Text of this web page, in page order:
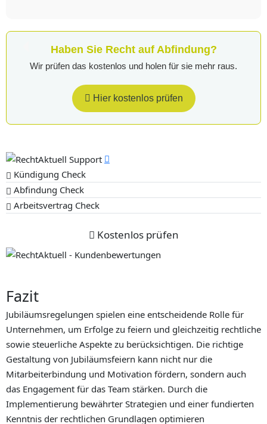
Haben Sie Recht auf Abfindung?
Wir prüfen das kostenlos und holen für sie mehr raus.
Hier kostenlos prüfen
Kündigung Check
Abfindung Check
Arbeitsvertrag Check
Kostenlos prüfen
Fazit
Jubiläumsregelungen spielen eine entscheidende Rolle für
Unternehmen, um Erfolge zu feiern und gleichzeitig rechtliche
sowie steuerliche Aspekte zu berücksichtigen. Die richtige
Gestaltung von Jubiläumsfeiern kann nicht nur die
Mitarbeiterbindung und Motivation fördern, sondern auch
das Engagement für das Team stärken. Durch die
Implementierung bewährter Strategien und einer fundierten
Kenntnis der rechtlichen Grundlagen optimieren